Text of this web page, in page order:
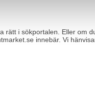
rätt i sökportalen. Eller om
innebär. Vi